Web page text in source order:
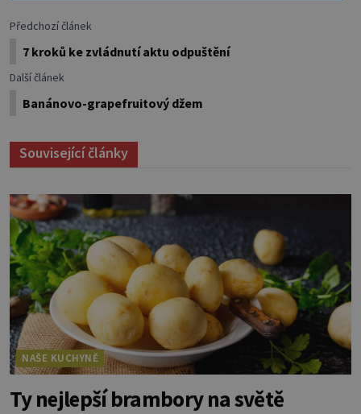
Předchozí článek
7 kroků ke zvládnutí aktu odpuštění
Další článek
Banánovo-grapefruitový džem
Související články
NAŠE KUCHYNĚ
Ty nejlepší brambory na světě